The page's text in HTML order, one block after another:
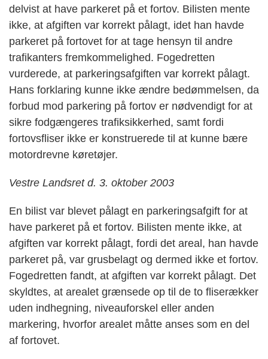
delvist at have parkeret på et fortov. Bilisten mente
ikke, at afgiften var korrekt pålagt, idet han havde
parkeret på fortovet for at tage hensyn til andre
trafikanters fremkommelighed. Fogedretten
vurderede, at parkeringsafgiften var korrekt pålagt.
Hans forklaring kunne ikke ændre bedømmelsen, da
forbud mod parkering på fortov er nødvendigt for at
sikre fodgængeres trafiksikkerhed, samt fordi
fortovsfliser ikke er konstruerede til at kunne bære
motordrevne køretøjer.
Vestre Landsret d. 3. oktober 2003
En bilist var blevet pålagt en parkeringsafgift for at
have parkeret på et fortov. Bilisten mente ikke, at
afgiften var korrekt pålagt, fordi det areal, han havde
parkeret på, var grusbelagt og dermed ikke et fortov.
Fogedretten fandt, at afgiften var korrekt pålagt. Det
skyldtes, at arealet grænsede op til de to fliserækker
uden indhegning, niveauforskel eller anden
markering, hvorfor arealet måtte anses som en del
af fortovet.